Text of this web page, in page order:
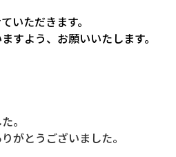
いただきます。
すよう、お願いいたします。
。
がとうございました。